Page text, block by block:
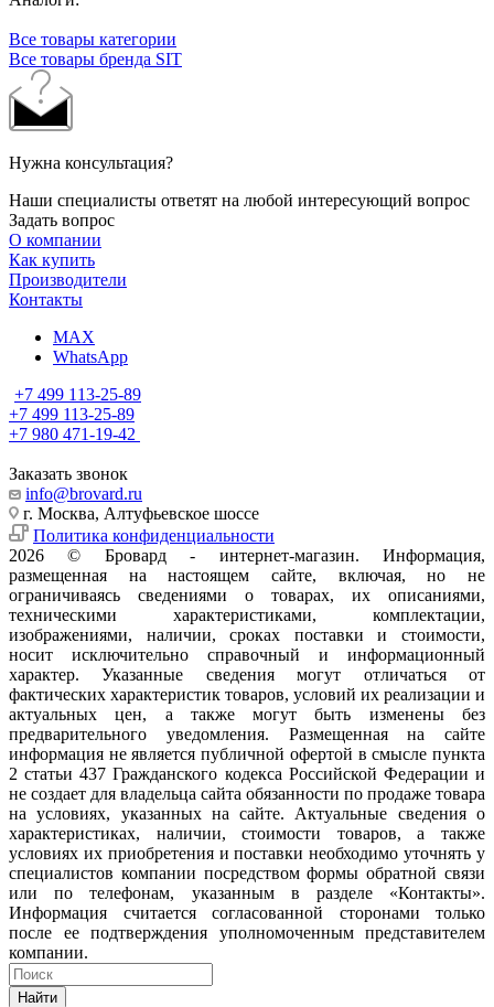
Все товары категории
Все товары бренда SIT
Нужна консультация?
Наши специалисты ответят на любой интересующий вопрос
Задать вопрос
О компании
Как купить
Производители
Контакты
MAX
WhatsApp
+7 499 113-25-89
+7 499 113-25-89
+7 980 471-19-42
Заказать звонок
info@brovard.ru
г. Москва, Алтуфьевское шоссе
Политика конфиденциальности
2026 © Бровард - интернет-магазин. Информация,
размещенная на настоящем сайте, включая, но не
ограничиваясь сведениями о товарах, их описаниями,
техническими характеристиками, комплектации,
изображениями, наличии, сроках поставки и стоимости,
носит исключительно справочный и информационный
характер. Указанные сведения могут отличаться от
фактических характеристик товаров, условий их реализации и
актуальных цен, а также могут быть изменены без
предварительного уведомления. Размещенная на сайте
информация не является публичной офертой в смысле пункта
2 статьи 437 Гражданского кодекса Российской Федерации и
не создает для владельца сайта обязанности по продаже товара
на условиях, указанных на сайте. Актуальные сведения о
характеристиках, наличии, стоимости товаров, а также
условиях их приобретения и поставки необходимо уточнять у
специалистов компании посредством формы обратной связи
или по телефонам, указанным в разделе «Контакты».
Информация считается согласованной сторонами только
после ее подтверждения уполномоченным представителем
компании.
Найти